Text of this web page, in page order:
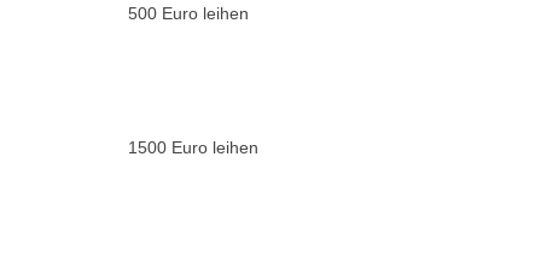
500 Euro leihen
1500 Euro leihen